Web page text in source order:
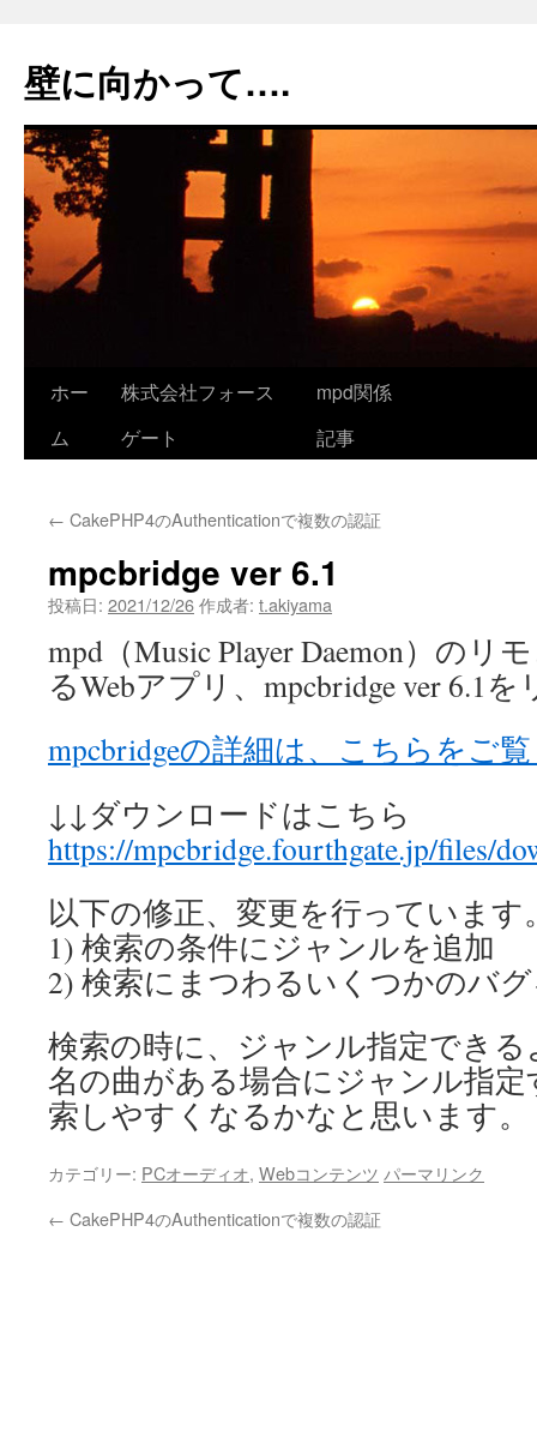
テ
ン
へ
ス
キ
ッ
プ
壁に向かって….
ホー
ム
株式会社フォース
ゲート
mpd関係
記事
← CakePHP4のAuthenticationで複数の認証
mpcbridge ver 6.1
投稿日: 2021/12/26作成者: t.akiyama
mpd（Music Player Daemon）のリ
るWebアプリ、mpcbridge ver 6.1
mpcbridgeの詳細は、こちらをご
↓↓ダウンロードはこちら
https://mpcbridge.fourthgate.jp/files/
以下の修正、変更を行っています
1) 検索の条件にジャンルを追加
2) 検索にまつわるいくつかのバ
検索の時に、ジャンル指定でき
名の曲がある場合にジャンル指
索しやすくなるかなと思います。
カテゴリー: PCオーディオ, Webコンテンツ パーマリンク
← CakePHP4のAuthenticationで複数の認証